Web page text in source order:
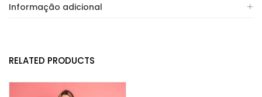
Informação adicional
RELATED PRODUCTS